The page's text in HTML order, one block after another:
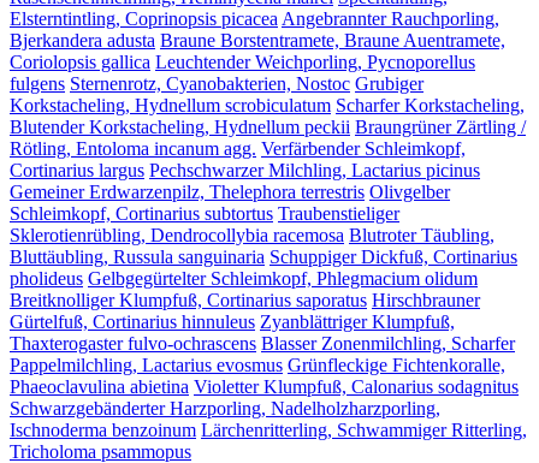
Elsterntintling, Coprinopsis picacea Angebrannter Rauchporling,
Bjerkandera adusta Braune Borstentramete, Braune Auentramete,
Coriolopsis gallica Leuchtender Weichporling, Pycnoporellus
fulgens Sternenrotz, Cyanobakterien, Nostoc Grubiger
Korkstacheling, Hydnellum scrobiculatum Scharfer Korkstacheling,
Blutender Korkstacheling, Hydnellum peckii Braungrüner Zärtling /
Rötling, Entoloma incanum agg. Verfärbender Schleimkopf,
Cortinarius largus Pechschwarzer Milchling, Lactarius picinus
Gemeiner Erdwarzenpilz, Thelephora terrestris Olivgelber
Schleimkopf, Cortinarius subtortus Traubenstieliger
Sklerotienrübling, Dendrocollybia racemosa Blutroter Täubling,
Bluttäubling, Russula sanguinaria Schuppiger Dickfuß, Cortinarius
pholideus Gelbgegürtelter Schleimkopf, Phlegmacium olidum
Breitknolliger Klumpfuß, Cortinarius saporatus Hirschbrauner
Gürtelfuß, Cortinarius hinnuleus Zyanblättriger Klumpfuß,
Thaxterogaster fulvo-ochrascens Blasser Zonenmilchling, Scharfer
Pappelmilchling, Lactarius evosmus Grünfleckige Fichtenkoralle,
Phaeoclavulina abietina Violetter Klumpfuß, Calonarius sodagnitus
Schwarzgebänderter Harzporling, Nadelholzharzporling,
Ischnoderma benzoinum Lärchenritterling, Schwammiger Ritterling,
Tricholoma psammopus